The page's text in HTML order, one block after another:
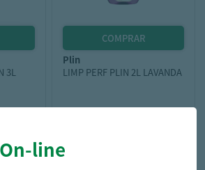
3L
34,29
plin
LIMP PERF PLIN 2L LAVANDA
line